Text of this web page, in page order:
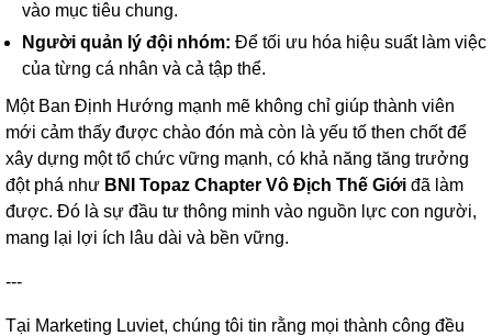
vào mục tiêu chung.
Người quản lý đội nhóm: Để tối ưu hóa hiệu suất làm việc
của từng cá nhân và cả tập thể.
Một Ban Định Hướng mạnh mẽ không chỉ giúp thành viên
mới cảm thấy được chào đón mà còn là yếu tố then chốt để
xây dựng một tổ chức vững mạnh, có khả năng tăng trưởng
đột phá như BNI Topaz Chapter Vô Địch Thế Giới đã làm
được. Đó là sự đầu tư thông minh vào nguồn lực con người,
mang lại lợi ích lâu dài và bền vững.
---
Tại Marketing Luviet, chúng tôi tin rằng mọi thành công đều